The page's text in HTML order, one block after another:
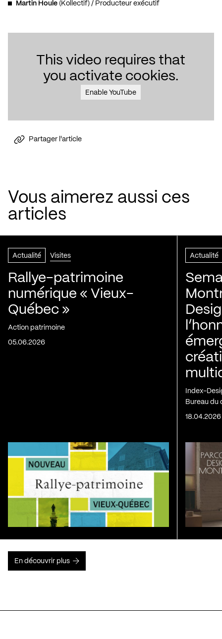
Martin Houle (Kollectif) / Producteur exécutif
This video requires that
you activate cookies.
Enable YouTube
Partager l'article
Vous aimerez aussi ces
articles
Actualité Visites
Rallye-patrimoine
numérique « Vieux-
Québec »
Action patrimoine
05.06.2026
Actualité
Index-
Bureau du
18.04.2026
En découvrir plus